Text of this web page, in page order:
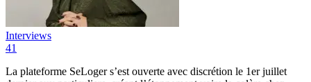
Interviews
41
La plateforme SeLoger s’est ouverte avec discrétion le 1er juillet